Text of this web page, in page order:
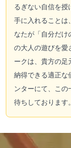
るぎない自信を授
手に入れることは
なたが「自分だけ
の大人の遊びを愛
ークは、貴方の足
納得できる適正な
ンターにて、こ
待ちしております。